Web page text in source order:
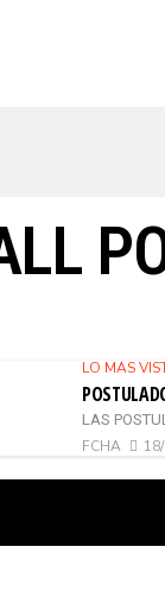
LO MÁS
LAS
FCHA